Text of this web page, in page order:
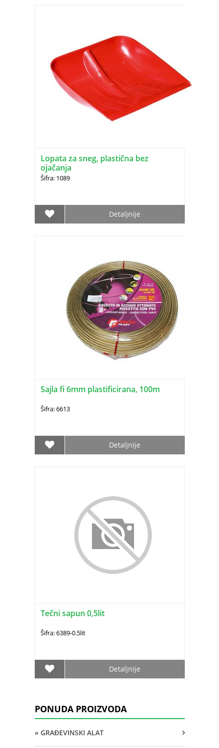
Lopata za sneg, plastična bez
ojačanja
Šifra: 1089
Detaljnije
Sajla fi 6mm plastificirana, 100m
Šifra: 6613
Detaljnije
Tečni sapun 0,5lit
Šifra: 6389-0.5lit
Detaljnije
PONUDA PROIZVODA
» GRAĐEVINSKI ALAT